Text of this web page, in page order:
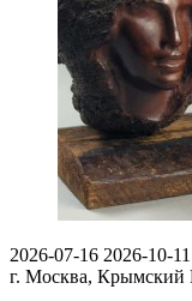
2026-07-16 2026-10-11
г. Москва, Крымский